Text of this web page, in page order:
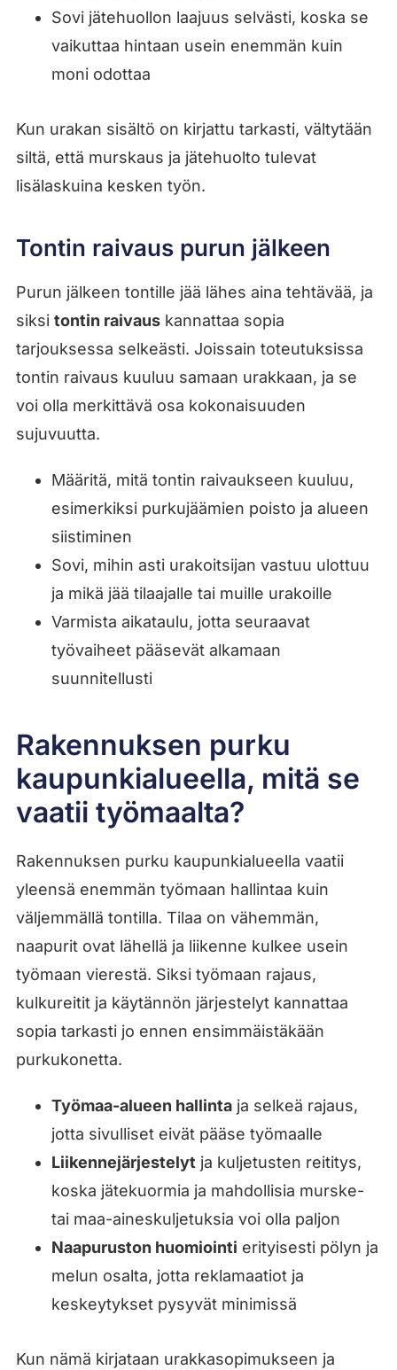
Sovi jätehuollon laajuus selvästi, koska se
vaikuttaa hintaan usein enemmän kuin
moni odottaa
Kun urakan sisältö on kirjattu tarkasti, vältytään
siltä, että murskaus ja jätehuolto tulevat
lisälaskuina kesken työn.
Tontin raivaus purun jälkeen
Purun jälkeen tontille jää lähes aina tehtävää, ja
siksi tontin raivauskannattaa sopia
tarjouksessa selkeästi. Joissain toteutuksissa
tontin raivaus kuuluu samaan urakkaan, ja se
voi olla merkittävä osa kokonaisuuden
sujuvuutta.
Määritä, mitä tontin raivaukseen kuuluu,
esimerkiksi purkujäämien poisto ja alueen
siistiminen
Sovi, mihin asti urakoitsijan vastuu ulottuu
ja mikä jää tilaajalle tai muille urakoille
Varmista aikataulu, jotta seuraavat
työvaiheet pääsevät alkamaan
suunnitellusti
Rakennuksen purku
kaupunkialueella, mitä se
vaatii työmaalta?
Rakennuksen purku kaupunkialueella vaatii
yleensä enemmän työmaan hallintaa kuin
väljemmällä tontilla. Tilaa on vähemmän,
naapurit ovat lähellä ja liikenne kulkee usein
työmaan vierestä. Siksi työmaan rajaus,
kulkureitit ja käytännön järjestelyt kannattaa
sopia tarkasti jo ennen ensimmäistäkään
purkukonetta.
Työmaa-alueen hallintaja selkeä rajaus,
jotta sivulliset eivät pääse työmaalle
Liikennejärjestelyt ja kuljetusten reititys,
koska jätekuormia ja mahdollisia murske-
tai maa-aineskuljetuksia voi olla paljon
Naapuruston huomiointi erityisesti pölyn ja
melun osalta, jotta reklamaatiot ja
keskeytykset pysyvät minimissä
Kun nämä kirjataan urakkasopimukseen ja